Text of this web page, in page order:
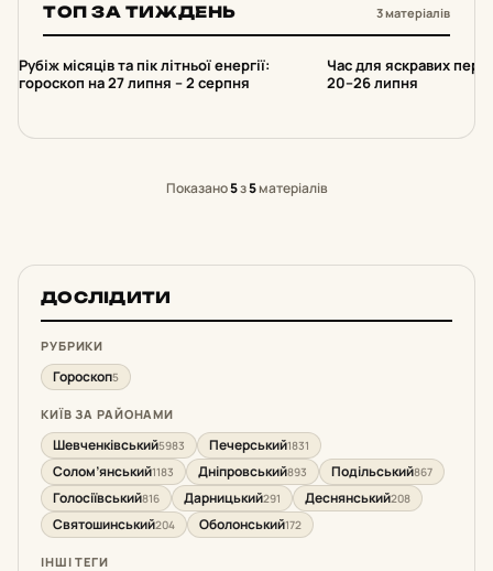
ТОП ЗА ТИЖДЕНЬ 3 матеріалів
1
Рубіж місяців та пік літньої енергії:
гороскоп на 27 липня – 2 серпня
2
Час для яскравих
20–26 липня
Показано5з5матеріалів
ДОСЛІДИТИ
РУБРИКИ
Гороскоп5
КИЇВ ЗА РАЙОНАМИ
Шевченківський5983 Печерський1831
Солом’янський1183 Дніпровський893 Подільський867
Голосіївський816 Дарницький291 Деснянський208
Святошинський204 Оболонський172
ІНШІ ТЕГИ